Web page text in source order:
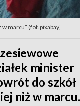
marcu” (fot. pixabay)
minister
do szkół
niż w marcu.